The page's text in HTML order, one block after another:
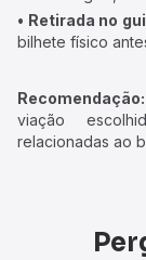
• Retirada no
bilhete físico
Recomendação:
viação
relacionadas ao